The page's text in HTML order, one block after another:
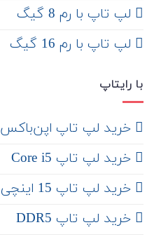
لپ تاپ با رم 8 گیگ
لپ تاپ با رم 16 گیگ
با رایتاپ
‌ خرید لپ تاپ اپن‌باکس
خرید لپ تاپ Core i5
‌‌ خرید لپ تاپ 15 اینچی
خرید لپ تاپ DDR5